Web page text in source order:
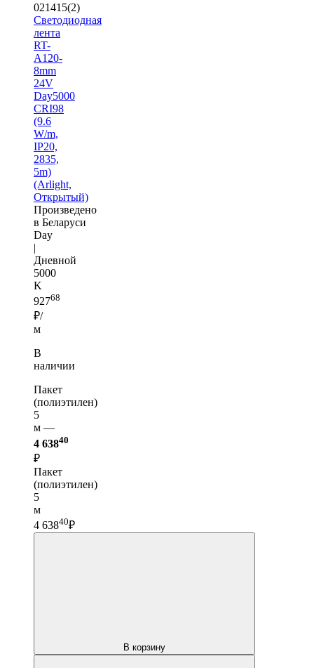
021415(2)
Светодиодная
лента
RT-
A120-
8mm
24V
Day5000
CRI98
(9.6
W/m,
IP20,
2835,
5m)
(Arlight,
Открытый)
Произведено
в Беларуси
Day
|
Дневной
5000
K
92768
₽/
м
В
наличии
Пакет
(полиэтилен)
5
м —
4 63840
₽
Пакет
(полиэтилен)
5
м
4 63840₽
В корзину